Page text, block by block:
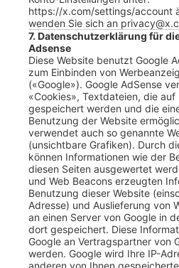
https://x.com/settings/account
wenden Sie sich an
7. Datenschutzerklärung für
Adsense
Diese Website benutzt Google
zum Einbinden von
(«Google»). Google AdSense
«Cookies», Textdateien, die
gespeichert werden und die
Benutzung der Website
verwendet auch so genannte
(unsichtbare Grafiken). Durch
können Informationen wie der
diesen Seiten ausgewertet
und Web Beacons erzeugten
Benutzung dieser Website
Adresse) und Auslieferung von
an einen Server von Google in
dort gespeichert. Diese
Google an Vertragspartner von
werden. Google wird Ihre IP-
anderen von Ihnen